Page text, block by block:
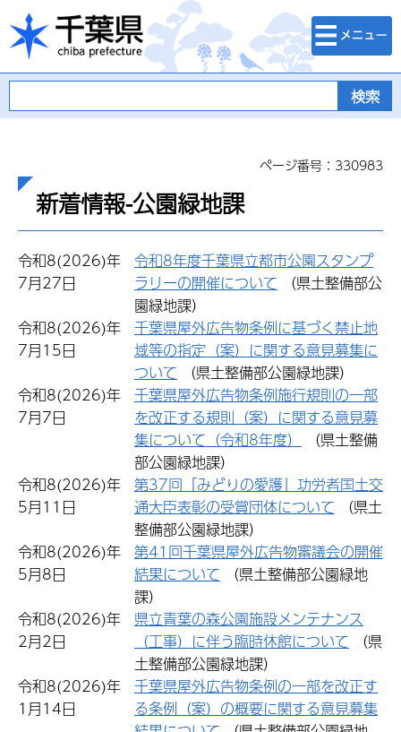
千葉県
検索・メニュ
ー
ページ番号：330983
新着情報-公園緑地課
令和8(2026)年
7月27日
令和8年度千葉県立都市公園スタンプ
ラリーの開催について
園緑地課）
令和8(2026)年
7月15日
千葉県屋外広告物条例に基づく禁止地
域等の指定（案）に関する意見募集に
ついて
（県土整備部公園緑地課）
令和8(2026)年
7月7日
千葉県屋外広告物条例施行規則の一部
を改正する規則（案）に関する意見募
集について（令和8年度）
部公園緑地課）
令和8(2026)年
5月11日
第37回「みどりの愛護」功労者国土交
通大臣表彰の受賞団体について
整備部公園緑地課）
令和8(2026)年
5月8日
第41回千葉県屋外広告物審議会の開催
結果について
課）
令和8(2026)年
2月2日
県立青葉の森公園施設メンテナンス
（工事）に伴う臨時休館について
土整備部公園緑地課）
令和8(2026)年
1月14日
千葉県屋外広告物条例の一部を改正す
る条例（案）の概要に関する意見募集